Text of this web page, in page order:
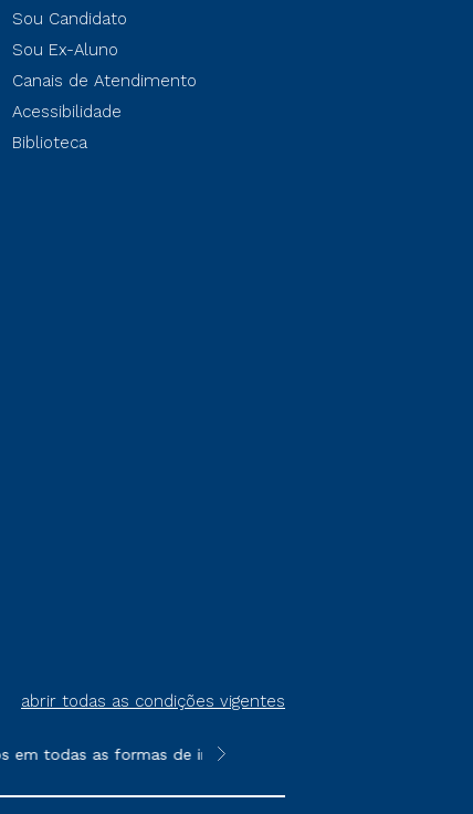
Sou Candidato
Sou Ex-Aluno
Canais de Atendimento
Acessibilidade
Biblioteca
abrir todas as condições vigentes
todas as formas de ingresso, exceto na prova on-line
**Semipresencial é um formato do